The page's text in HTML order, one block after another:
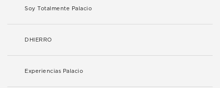
Soy Totalmente Palacio
DHIERRO
Experiencias Palacio